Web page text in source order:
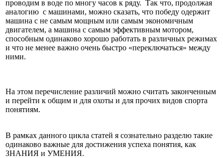
проводим в воде по многу часов к ряду. Так что, продолжая
аналогию с машинами, можно сказать, что победу одержит
машина с не самым мощным или самым экономичным
двигателем, а машина с самым эффективным мотором,
способным одинаково хорошо работать в различных режимах
и что не менее важно очень быстро «переключаться» между
ними.
На этом перечисление различий можно считать законченным
и перейти к общим и для охоты и для прочих видов спорта
понятиям.
В рамках данного цикла статей я сознательно разделю такие
одинаково важные для достижения успеха понятия, как
ЗНАНИЯ и УМЕНИЯ.